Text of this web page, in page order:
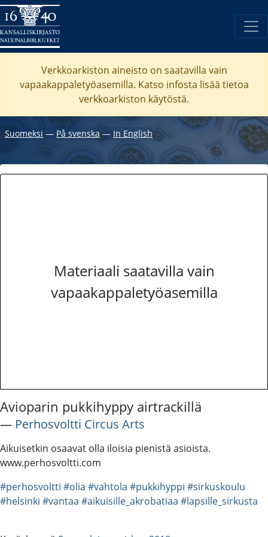
Verkkoarkiston aineisto on saatavilla vain
vapaakappaletyöasemilla. Katso infosta lisää tietoa
verkkoarkiston käytöstä.
Suomeksi ― På svenska― In English
Materiaali saatavilla vain
vapaakappaletyöasemilla
Avioparin pukkihyppy airtrackillä
― Perhosvoltti Circus Arts
Aikuisetkin osaavat olla iloisia pienistä asioista.
www.perhosvoltti.com
#perhosvoltti #olia #vahtola #pukkihyppi #sirkuskoulu
#helsinki #vantaa #aikuisille_akrobatiaa #lapsille_sirkusta